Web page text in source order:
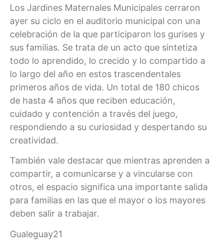
Los Jardines Maternales Municipales cerraron
ayer su ciclo en el auditorio municipal con una
celebración de la que participaron los gurises y
sus familias. Se trata de un acto que sintetiza
todo lo aprendido, lo crecido y lo compartido a
lo largo del año en estos trascendentales
primeros años de vida. Un total de 180 chicos
de hasta 4 años que reciben educación,
cuidado y contención a través del juego,
respondiendo a su curiosidad y despertando su
creatividad.
También vale destacar que mientras aprenden a
compartir, a comunicarse y a vincularse con
otros, el espacio significa una importante salida
para familias en las que el mayor o los mayores
deben salir a trabajar.
Gualeguay21